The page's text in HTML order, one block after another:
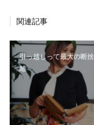
関連記事
引っ越しって最大の断捨
離